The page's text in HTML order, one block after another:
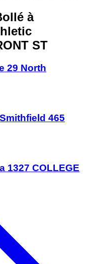
à
ST
29 North
465
1327 COLLEGE